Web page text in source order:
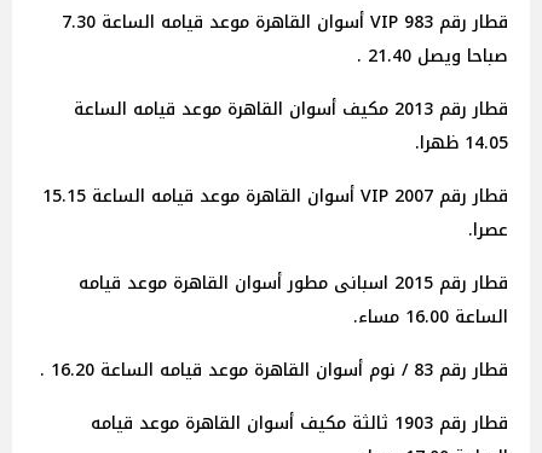
قطار رقم 983 VIP أسوان القاهرة موعد قيامه الساعة 7.30
صباحا ويصل 21.40 .
قطار رقم 2013 مكيف أسوان القاهرة موعد قيامه الساعة
14.05 ظهرا.
قطار رقم 2007 VIP أسوان القاهرة موعد قيامه الساعة 15.15
عصرا.
قطار رقم 2015 اسبانى مطور أسوان القاهرة موعد قيامه
الساعة 16.00 مساء.
قطار رقم 83 / نوم أسوان القاهرة موعد قيامه الساعة 16.20 .
قطار رقم 1903 ثالثة مكيف أسوان القاهرة موعد قيامه